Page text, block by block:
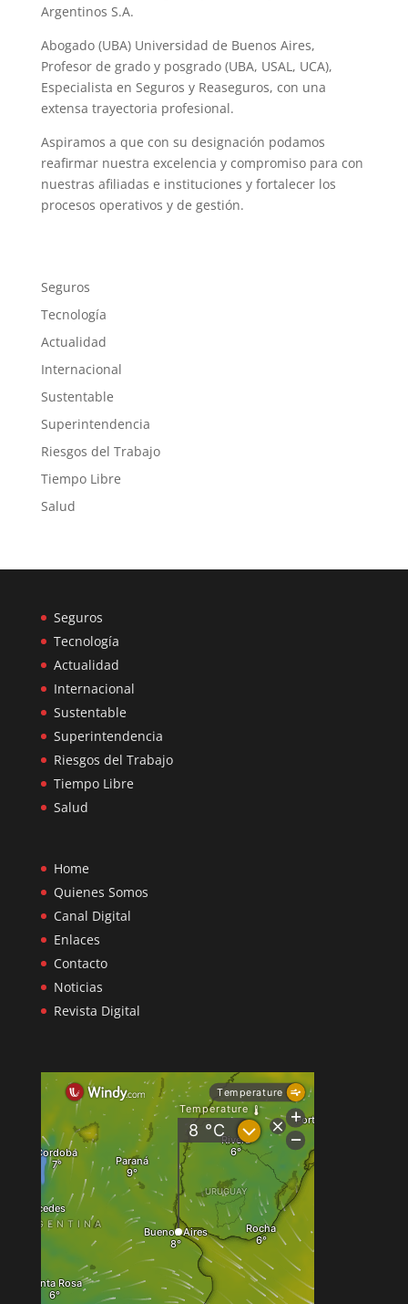
Argentinos S.A.
Abogado (UBA) Universidad de Buenos Aires,
Profesor de grado y posgrado (UBA, USAL, UCA),
Especialista en Seguros y Reaseguros, con una
extensa trayectoria profesional.
Aspiramos a que con su designación podamos
reafirmar nuestra excelencia y compromiso para con
nuestras afiliadas e instituciones y fortalecer los
procesos operativos y de gestión.
Seguros
Tecnología
Actualidad
Internacional
Sustentable
Superintendencia
Riesgos del Trabajo
Tiempo Libre
Salud
Seguros
Tecnología
Actualidad
Internacional
Sustentable
Superintendencia
Riesgos del Trabajo
Tiempo Libre
Salud
Home
Quienes Somos
Canal Digital
Enlaces
Contacto
Noticias
Revista Digital